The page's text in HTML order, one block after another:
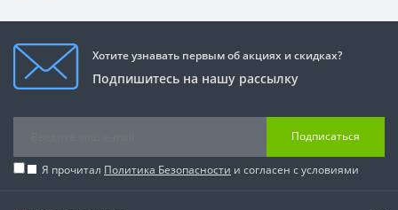
Хотите узнавать первым об акциях и скидках?
Подпишитесь на нашу рассылку
Подписаться
Я прочитал Политика Безопасности и согласен с условиями